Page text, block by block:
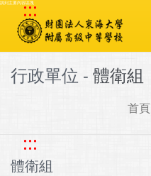
跳到主要內容區塊
:::
行政單位 - 體衛組
首頁
:::
體衛組